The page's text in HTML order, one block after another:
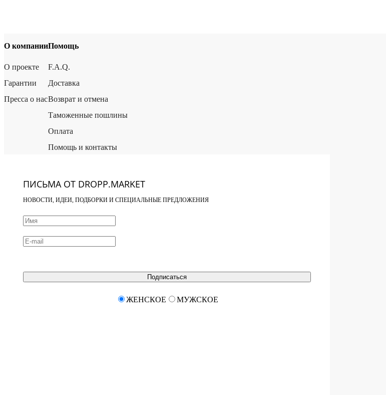
О компании
О проекте
Гарантии
Пресса о нас
Помощь
F.A.Q.
Доставка
Возврат и отмена
Таможенные пошлины
Оплата
Помощь и контакты
ПИСЬМА ОТ DROPP.MARKET
НОВОСТИ, ИДЕИ, ПОДБОРКИ И СПЕЦИАЛЬНЫЕ ПРЕДЛОЖЕНИЯ
Подписаться
ЖЕНСКОЕ МУЖСКОЕ